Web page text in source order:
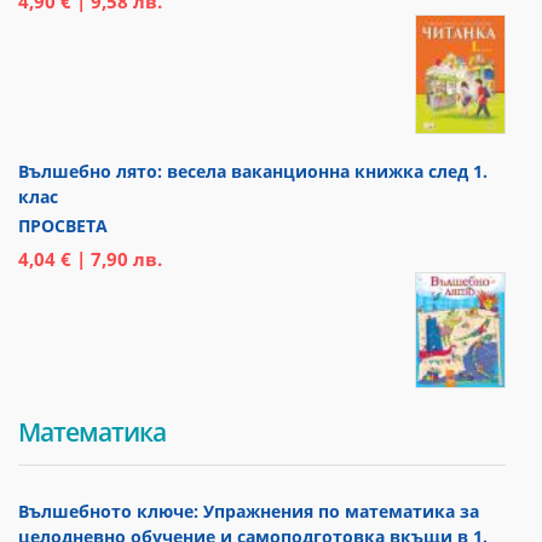
Вълшебно лято: весела ваканционна книжка след 1.
клас
ПРОСВЕТА
4,04 € | 7,90 лв.
Математика
Вълшебното ключе: Упражнения по математика за
целодневно обучение и самоподготовка вкъщи в 1.